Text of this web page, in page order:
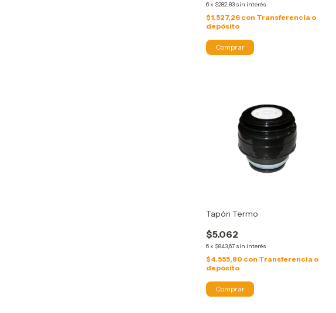
6x $282,83 sin interés
$1.527,26 con Transferencia o
depósito
Tapón Termo
$5.062
6x $843,67 sin interés
$4.555,80 con Transferencia o
depósito